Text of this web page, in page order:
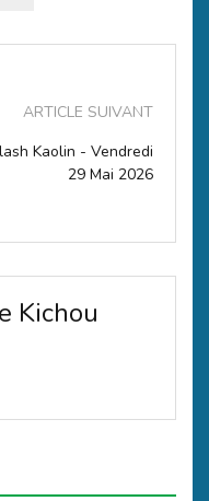
ARTICLE SUIVANT
Kaolin - Vendredi
29 Mai 2026
Kichou